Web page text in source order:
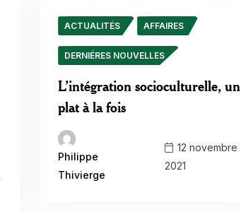
ACTUALITÉS AFFAIRES
DERNIÉRES NOUVELLES
L’intégration socioculturelle, un
plat à la fois
Philippe
Thivierge
12 novembre
2021